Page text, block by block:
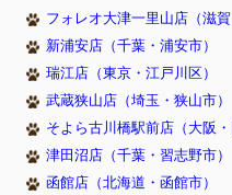
フォレオ大津一里山店（滋賀
新浦安店（千葉・浦安市）
瑞江店（東京・江戸川区）
武蔵狭山店（埼玉・狭山市）
そよら古川橋駅前店（大阪・
津田沼店（千葉・習志野市）
函館店（北海道・函館市）